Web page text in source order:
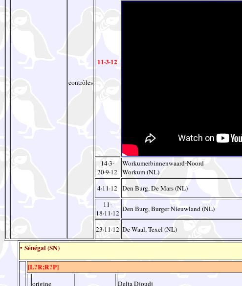
contrôles
11·3·12
14·3-
20·9·12
Workumerbinnenwaard-Noord
Workum (NL)
4·11·12 Den Burg, De Mars (NL)
11-
18·11·12 Den Burg, Burger Nieuwland (NL)
23·11·12 De Waal, Texel (NL)
• Sénégal (SN)
[L?R;R?P]
origine Delta Djoudj